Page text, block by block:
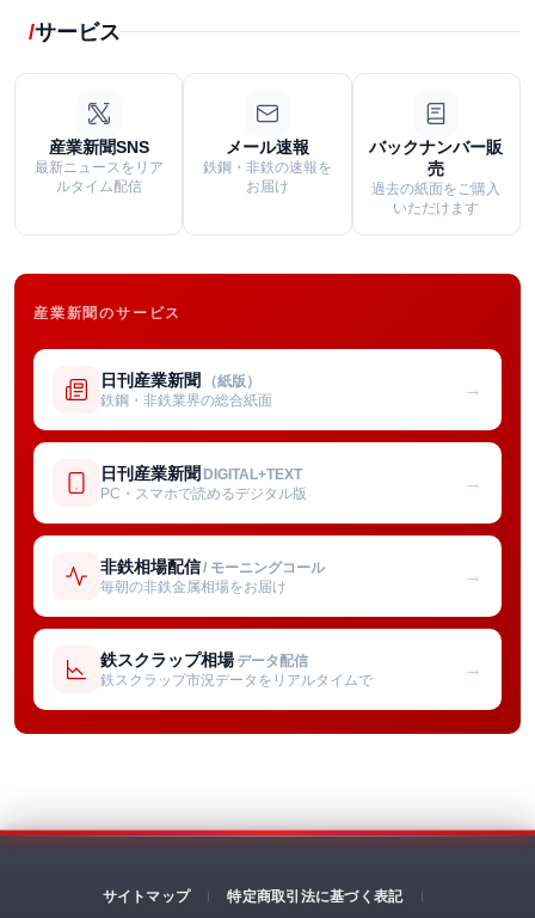
サービス
産業新聞SNS
最新ニュースをリア
ルタイム配信
メール速報
鉄鋼・非鉄の速報を
お届け
バックナンバー販
売
過去の紙面をご購入
いただけます
産業新聞のサービス
日刊産業新聞 （紙版）
鉄鋼・非鉄業界の総合紙面
→
日刊産業新聞 DIGITAL+TEXT
PC・スマホで読めるデジタル版
→
非鉄相場配信/ モーニングコール
毎朝の非鉄金属相場をお届け
→
鉄スクラップ相場 データ配信
鉄スクラップ市況データをリアルタイムで
→
サイトマップ 特定商取引法に基づく表記